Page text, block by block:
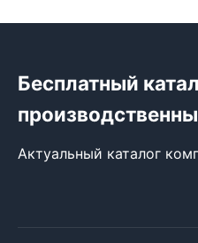
Бесплатный
Актуальный каталог